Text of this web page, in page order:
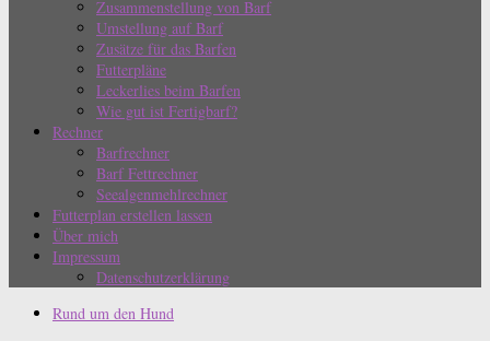
Zusammenstellung von Barf
Umstellung auf Barf
Zusätze für das Barfen
Futterpläne
Leckerlies beim Barfen
Wie gut ist Fertigbarf?
Rechner
Barfrechner
Barf Fettrechner
Seealgenmehlrechner
Futterplan erstellen lassen
Über mich
Impressum
Datenschutzerklärung
Rund um den Hund